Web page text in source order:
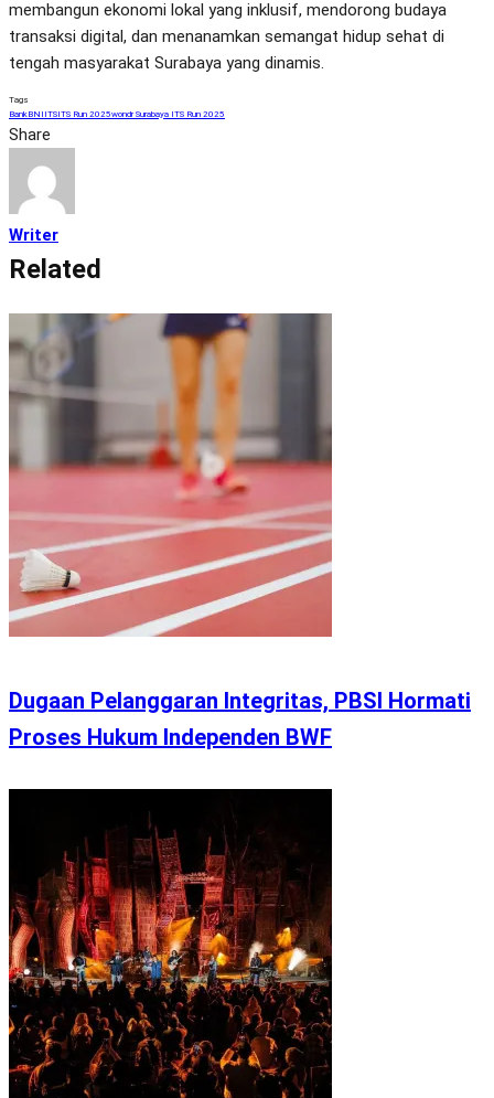
membangun ekonomi lokal yang inklusif, mendorong budaya
transaksi digital, dan menanamkan semangat hidup sehat di
tengah masyarakat Surabaya yang dinamis.
Tags
BankBNI ITSITS Run 2025wondr Surabaya ITS Run 2025
Share
Writer
Related
Dugaan Pelanggaran Integritas, PBSI Hormati
Proses Hukum Independen BWF